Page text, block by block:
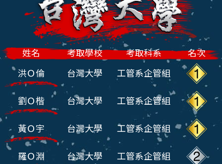
姓名 考取學校 考取科系 名次
洪Ｏ倫 台灣大學 工管系企管組
劉Ｏ楷 台灣大學 工管系企管組
黃Ｏ宇 台灣大學 工管系企管組
羅Ｏ淵 台灣大學 工管系企管組